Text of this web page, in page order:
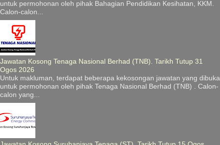
untuk permohonan oleh pihak Bahagian Pendidikan Kesihatan, KKM.
Calon-calon...
Jawatan Kosong Tenaga Nasional Berhad (TNB). Tarikh Tutup 31
Ogos 2026
Untuk makluman, terdapat beberapa kekosongan jawatan yang dibuka
untuk permohonan oleh pihak Tenaga Nasional Berhad (TNB) . Calon-
calon yang...